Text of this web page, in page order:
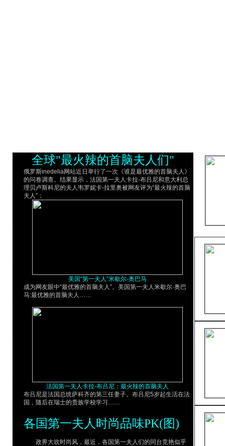
全球"最火辣的首脑夫人们"
俄罗斯inedelia网站近日举行了一次《谁是最优雅的首脑夫人》
的问卷调查。结果显示，法国第一夫人卡拉-布吕尼和意大利总
理贝卢斯科尼的夫人韦罗妮卡-拉里奥被网友评为“最火辣的首脑
夫人”；
美国“第一夫人”米歇尔-奥巴马
成为网友眼中“最优雅的首脑夫人”。美国第一夫人米歇尔·奥巴
马:最优雅的首脑夫人……
法国第一夫人卡拉-布吕尼：最火辣的首脑夫人
布吕尼是法国总统萨科齐的第三任妻子。布吕尼5岁起生活在法
国，随后在瑞士的贵族学校学习……
各国第一夫人时尚品味PK(图)
政界大吹时尚风，最近，各国第一夫人们的同台竞艳似乎